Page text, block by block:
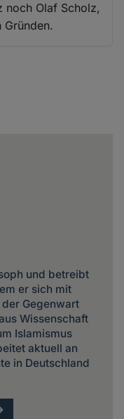
noch Olaf Scholz,
und betreibt
er sich mit
Gegenwart
Wissenschaft
Islamismus
aktuell an
in Deutschland